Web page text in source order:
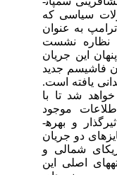
سیاسی که
به عنوان
نظاره نشست
این جریان
فاشیسم جدید
یافته است.
شد تا با
موجود
درباره فعالیت این گروه­های تاثیرگذار و بهره­
دو جریان
شمالی و
اصلی این